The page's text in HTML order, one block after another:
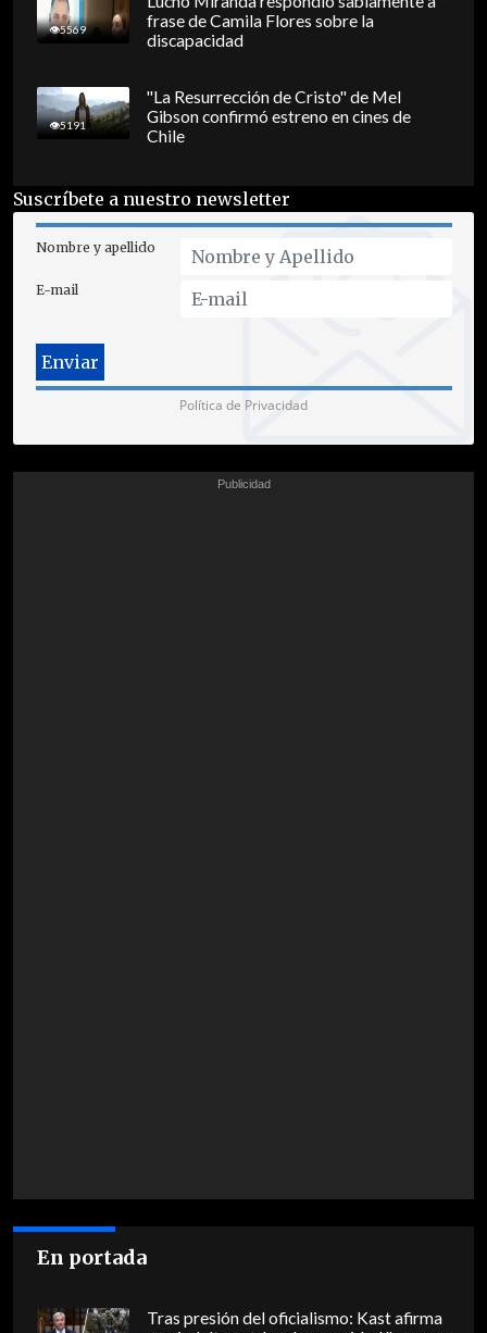
5569
frase de Camila Flores sobre la
discapacidad
5191
"La Resurrección de Cristo" de Mel
Gibson confirmó estreno en cines de
Chile
Suscríbete a nuestro newsletter
Nombre y apellido
E-mail
Política de Privacidad
En portada
Tras presión del oficialismo: Kast afirma